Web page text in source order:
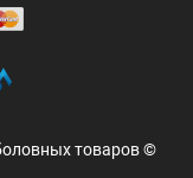
товаров ©